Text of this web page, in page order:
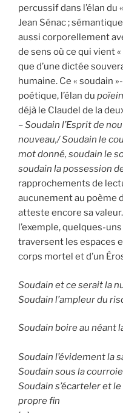
percussif dans l’élan
Jean Sénac ;
aussi corporellement
de sens où ce qui vient
que d’une dictée
humaine. Ce « soudain
poétique, l’élan du poïein
déjà le Claudel de la
–Soudain l’Esprit de
nouveau,/ Soudain le
mot donné, soudain le
soudain la possession
rapprochements de
aucunement au poème
atteste encore sa
l’exemple, quelques-
traversent les espaces
corps mortel et d’un
Soudain et ce serait la
Soudain l’ampleur du
Soudain boire au néant
Soudain l’évidement la
Soudain sous la
Soudain s’écarteler et
propre fin